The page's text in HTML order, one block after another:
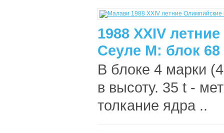
1988 XXIV
Сеуле М: блок 68
В блоке 4 марки
в высоту. 35 t -
толкание ядра ..